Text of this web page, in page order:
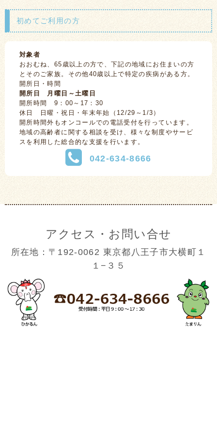
初めてご利用の方
対象者
おおむね、65歳以上の方で、下記の地域にお住まいの方
とそのご家族。その他40歳以上で特定の疾病がある方。
開所日・時間
開所日 月曜日～土曜日
開所時間 9：00～17：30
休日 日曜・祝日・年末年始（12/29～1/3）
開所時間外もオンコールでの電話受付を行っています。
地域の高齢者に関する相談を受け、様々な制度やサービ
スを利用した総合的な支援を行います。
042-634-8666
アクセス・お問い合せ
所在地：〒192-0062 東京都八王子市大横町１
１−３５